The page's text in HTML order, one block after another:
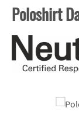
Poloshirt
Bildergalerie